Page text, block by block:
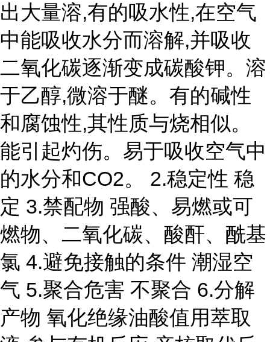
出大量溶,有的吸水性,在空气
中能吸收水分而溶解,并吸收
二氧化碳逐渐变成碳酸钾。溶
于乙醇,微溶于醚。有的碱性
和腐蚀性,其性质与烧相似。
能引起灼伤。易于吸收空气中
的水分和CO2。 2.稳定性 稳
定 3.禁配物 强酸、易燃或可
燃物、二氧化碳、酸酐、酰基
氯 4.避免接触的条件 潮湿空
气 5.聚合危害 不聚合 6.分解
产物 氧化绝缘油酸值用萃取